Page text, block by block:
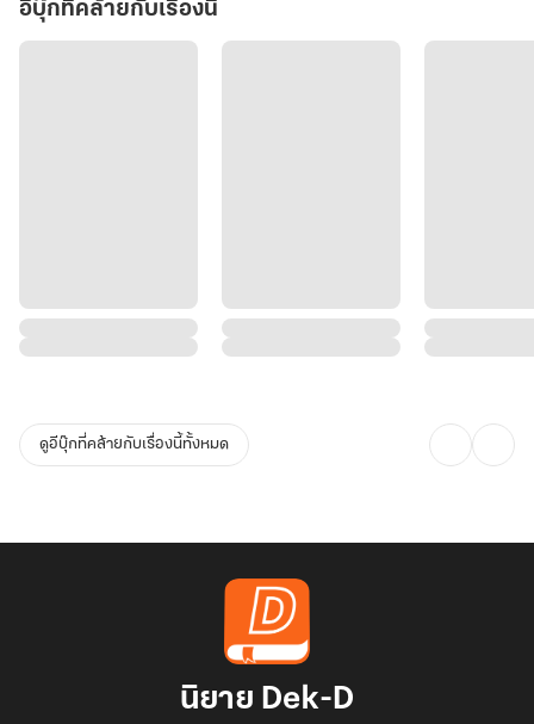
อีบุ๊กที่คล้ายกับเรื่องนี้
ดูอีบุ๊กที่คล้ายกับเรื่องนี้ทั้งหมด
นิยาย Dek-D